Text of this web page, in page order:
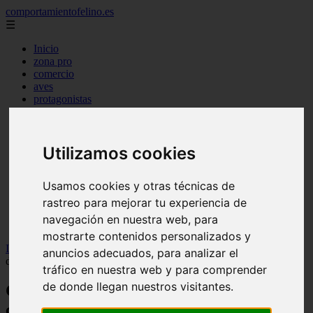
Utilizamos cookies
Usamos cookies y otras técnicas de
rastreo para mejorar tu experiencia de
navegación en nuestra web, para
mostrarte contenidos personalizados y
anuncios adecuados, para analizar el
tráfico en nuestra web y para comprender
de donde llegan nuestros visitantes.
comportamientofelino.es
☰
Inicio
zona pro
comercio
aves
protagonistas
actualidad
articulos
canal tv
novedades
tablon de anuncios
uncategorized
zona pro
Inicio
gatos >Cómo cuidar a tu gato durante el verano: consejos
del veterinario Carlos Gutiérrez para protegerlo del calor extremo
Cómo cuidar a tu gato durante el verano: